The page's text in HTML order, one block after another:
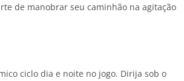
de manobrar seu caminhão na agitação
ciclo dia e noite no jogo. Dirija sob o